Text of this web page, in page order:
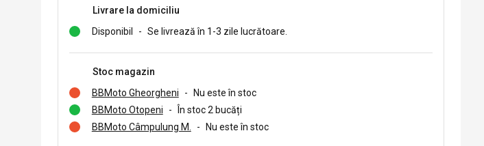
Livrare la domiciliu
Disponibil
- Se livrează în 1-3 zile lucrătoare.
Stoc magazin
BBMoto Gheorgheni
-
Nu este în stoc
BBMoto Otopeni
-
În stoc 2 bucăți
BBMoto Câmpulung M.
- Nu este în stoc